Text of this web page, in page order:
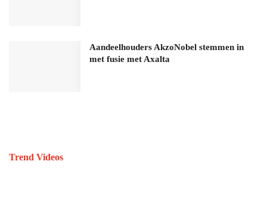
Aandeelhouders AkzoNobel stemmen in
met fusie met Axalta
Trend Videos